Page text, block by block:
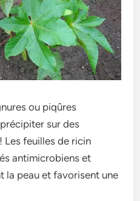
ou piqûres
sur des
Les feuilles de ricin
antimicrobiens et
la peau et favorisent une